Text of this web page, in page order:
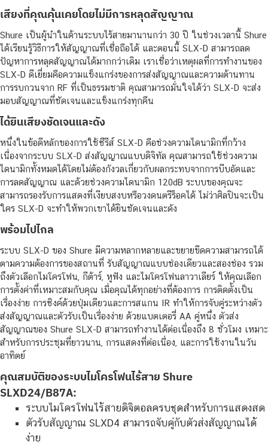
เสียงที่คุณคุ้นเคยโดยไม่มีการหลุดสัญญาณ
Shure เป็นผู้นำในด้านระบบไร้สายมานานกว่า 30 ปี ในช่วงเวลานี้ Shure
ได้เรียนรู้วิธีการให้สัญญาณที่เชื่อถือได้ และตอนนี้ SLX-D สามารถลด
ปัญหาการหลุดสัญญาณได้มากกว่าเดิม เราเชื่อว่าเหตุผลที่การทำงานของ
SLX-D ดีเยี่ยมคือความแข็งแกร่งของการส่งสัญญาณและความต้านทาน
การรบกวนจาก RF ที่เป็นธรรมชาติ คุณสามารถมั่นใจได้ว่า SLX-D จะส่ง
มอบสัญญาณที่ชัดเจนและแข็งแกร่งทุกคืน
ได้ยินเสียงชัดเจนและดัง
หนึ่งในข้อดีหลักของการใช้ซีรีส์ SLX-D คือช่วงความไดนามิกที่กว้าง
เนื่องจากระบบ SLX-D ส่งสัญญาณแบบดิจิทัล คุณสามารถใช้ช่วงความ
ไดนามิกทั้งหมดได้โดยไม่ต้องกังวลเกี่ยวกับผลกระทบจากการบีบอัดและ
การลดสัญญาณ และด้วยช่วงความไดนามิก 120dB ระบบของคุณจะ
สามารถรองรับการแสดงที่เงียบสงบหรือวงดนตรีร็อคได้ ไม่ว่าศิลปินจะเป็น
ใคร SLX-D จะทำให้พวกเขาได้ยินชัดเจนและดัง
พร้อมไปไกล
ระบบ SLX-D ของ Shure มีความหลากหลายและขยายขีดความสามารถได้
ตามความต้องการของสถานที่ รับสัญญาณแบบช่องเดียวและสองช่อง รวม
ถึงตัวเลือกไมโครโฟน, กีต้าร์, หูฟัง และไมโครโฟนลาวาเลียร์ ให้คุณเลือก
การตั้งค่าที่เหมาะสมกับคุณ เมื่อคุณได้ทุกอย่างที่ต้องการ การติดตั้งเป็น
เรื่องง่าย การซิงค์ด้วยปุ่มเดียวและการสแกน IR ทำให้การจับคู่ระหว่างตัว
ส่งสัญญาณและตัวรับเป็นเรื่องง่าย ด้วยแบตเตอรี่ AA คู่หนึ่ง ตัวส่ง
สัญญาณของ Shure SLX-D สามารถทำงานได้ต่อเนื่องถึง 8 ชั่วโมง เหมาะ
สำหรับการประชุมที่ยาวนาน, การแสดงที่ต่อเนื่อง, และการใช้งานในวัน
อาทิตย์
คุณสมบัติของระบบไมโครโฟนไร้สาย Shure
SLXD24/B87A:
ระบบไมโครโฟนไร้สายดิจิตอลครบชุดสำหรับการแสดงสด
ตัวรับสัญญาณ SLXD4 สามารถจับคู่กับตัวส่งสัญญาณได้
ง่าย